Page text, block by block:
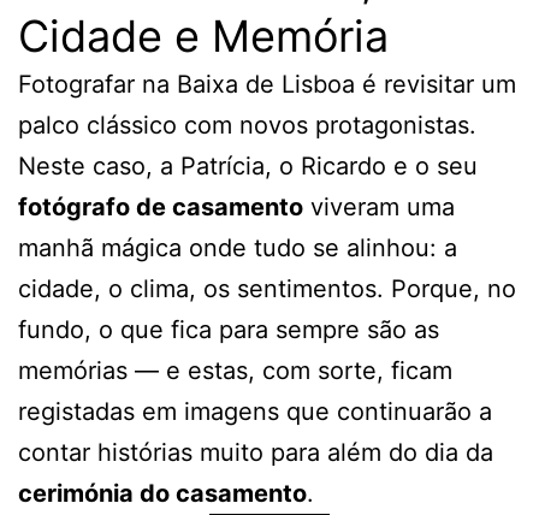
Cidade e Memória
Fotografar na Baixa de Lisboa é revisitar um
palco clássico com novos protagonistas.
Neste caso, a Patrícia, o Ricardo e o seu
fotógrafo de casamento viveram uma
manhã mágica onde tudo se alinhou: a
cidade, o clima, os sentimentos. Porque, no
fundo, o que fica para sempre são as
memórias — e estas, com sorte, ficam
registadas em imagens que continuarão a
contar histórias muito para além do dia da
cerimónia do casamento.